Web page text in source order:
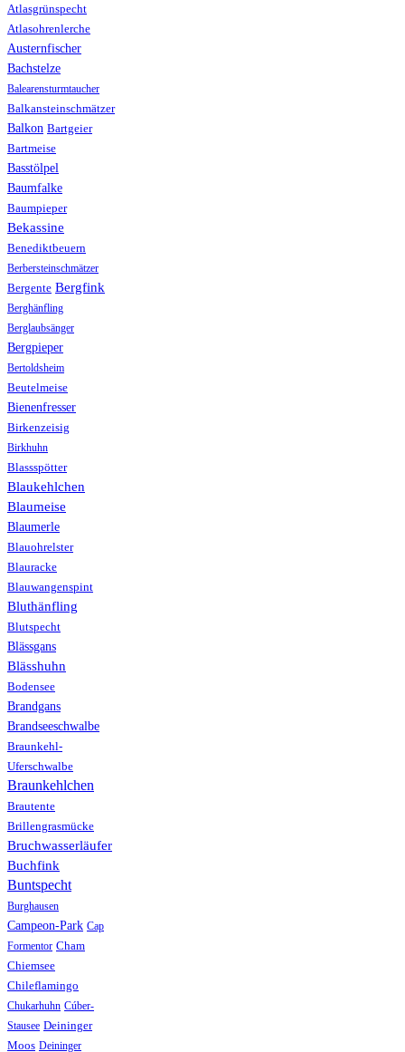
Atlasgrünspecht
Atlasohrenlerche
Austernfischer
Bachstelze
Balearensturmtaucher
Balkansteinschmätzer
Balkon Bartgeier
Bartmeise
Basstölpel
Baumfalke
Baumpieper
Bekassine
Benediktbeuern
Berbersteinschmätzer
Bergente Bergfink
Berghänfling
Berglaubsänger
Bergpieper
Bertoldsheim
Beutelmeise
Bienenfresser
Birkenzeisig
Birkhuhn
Blassspötter
Blaukehlchen
Blaumeise
Blaumerle
Blauohrelster
Blauracke
Blauwangenspint
Bluthänfling
Blutspecht
Blässgans
Blässhuhn
Bodensee
Brandgans
Brandseeschwalbe
Braunkehl-
Uferschwalbe
Braunkehlchen
Brautente
Brillengrasmücke
Bruchwasserläufer
Buchfink
Buntspecht
Burghausen
Campeon-Park Cap
Formentor Cham
Chiemsee
Chileflamingo
Chukarhuhn Cúber-
Stausee Deininger
Moos Deininger